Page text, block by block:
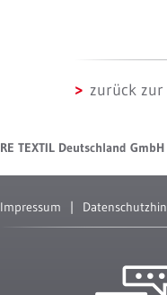
zurück
RE TEXTIL Deutschland GmbH
Impressum